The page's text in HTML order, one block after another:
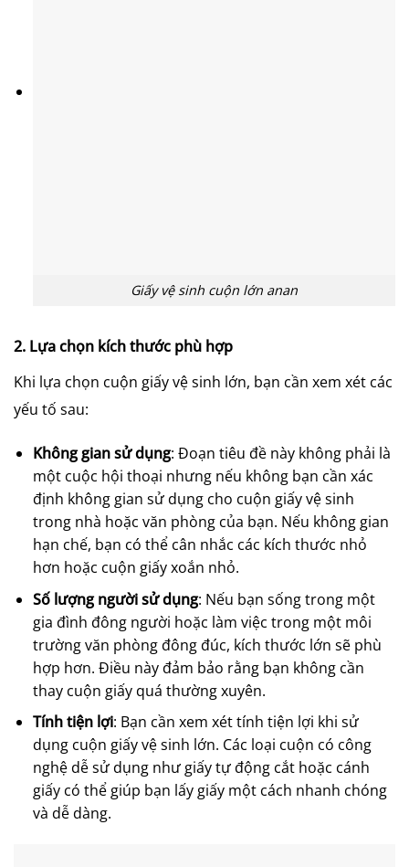
Giấy vệ sinh cuộn lớn anan
2. Lựa chọn kích thước phù hợp
Khi lựa chọn cuộn giấy vệ sinh lớn, bạn cần xem xét các
yếu tố sau:
Không gian sử dụng: Đoạn tiêu đề này không phải là
một cuộc hội thoại nhưng nếu không bạn cần xác
định không gian sử dụng cho cuộn giấy vệ sinh
trong nhà hoặc văn phòng của bạn. Nếu không gian
hạn chế, bạn có thể cân nhắc các kích thước nhỏ
hơn hoặc cuộn giấy xoắn nhỏ.
Số lượng người sử dụng: Nếu bạn sống trong một
gia đình đông người hoặc làm việc trong một môi
trường văn phòng đông đúc, kích thước lớn sẽ phù
hợp hơn. Điều này đảm bảo rằng bạn không cần
thay cuộn giấy quá thường xuyên.
Tính tiện lợi: Bạn cần xem xét tính tiện lợi khi sử
dụng cuộn giấy vệ sinh lớn. Các loại cuộn có công
nghệ dễ sử dụng như giấy tự động cắt hoặc cánh
giấy có thể giúp bạn lấy giấy một cách nhanh chóng
và dễ dàng.